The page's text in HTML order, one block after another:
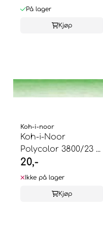
På lager
Kjøp
Koh-i-noor
Koh-i-Noor
Polycolor 3800/23 ...
20,-
Ikke på lager
Kjøp